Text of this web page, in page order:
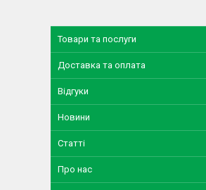
Товари та послуги
Доставка та оплата
Відгуки
Новини
Статті
Про нас